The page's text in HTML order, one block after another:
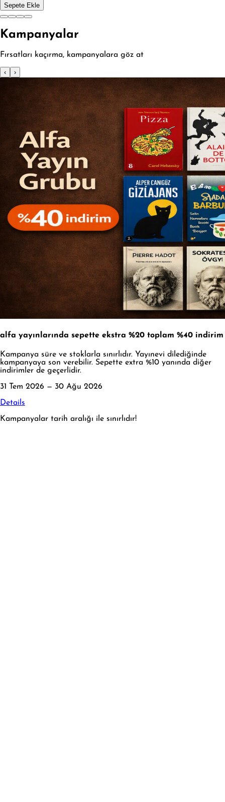
Sepete Ekle
Kampanyalar
Fırsatları kaçırma, kampanyalara göz at
‹ ›
alfa yayınlarında sepette ekstra %20 toplam %40 indirim
Kampanya süre ve stoklarla sınırlıdır. Yayınevi dilediğinde
kampanyaya son verebilir. Sepette extra %10 yanında diğer
indirimler de geçerlidir.
31 Tem 2026 — 30 Ağu 2026
Details
Kampanyalar tarih aralığı ile sınırlıdır!